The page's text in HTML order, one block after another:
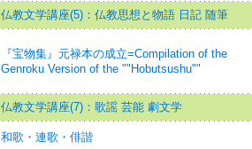
仏教文学講座(5)：仏教思想と物語 日記 随筆
『宝物集』元禄本の成立=Compilation of the
Genroku Version of the ""Hobutsushu""
仏教文学講座(7)：歌謡 芸能 劇文学
和歌・連歌・俳諧